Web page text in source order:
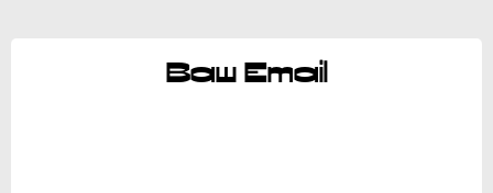
Ваш Email